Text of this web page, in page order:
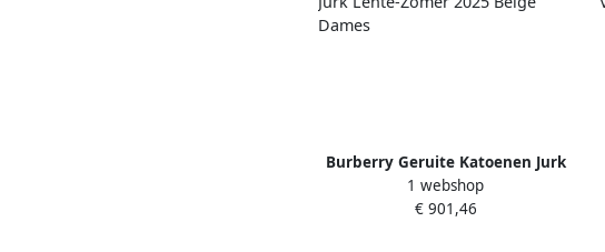
Burberry Geruite Katoenen Jurk
Lente-Zomer 2025 Beige Dames
1 webshop
€ 901,46